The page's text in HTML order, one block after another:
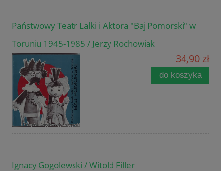
Państwowy Teatr Lalki i Aktora "Baj Pomorski" w
Toruniu 1945-1985 / Jerzy Rochowiak
34,90 zł
do koszyka
Ignacy Gogolewski / Witold Filler